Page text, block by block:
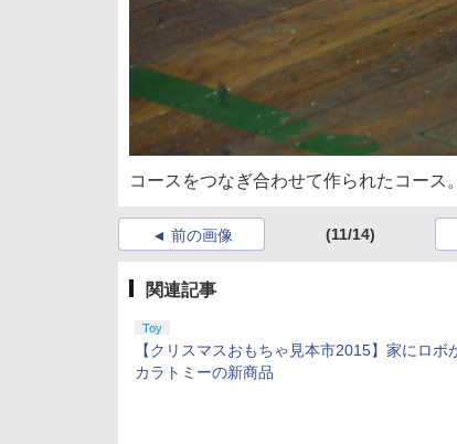
コースをつなぎ合わせて作られたコー
前の画像 (11/14)
関連記事
Toy
【クリスマスおもちゃ見本市2015】家にロ
カラトミーの新商品